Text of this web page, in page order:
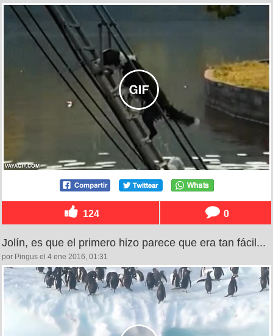
124 0
Jolín, es que el primero hizo parece que era tan fácil...
por Pingus el 4 ene 2016, 01:31